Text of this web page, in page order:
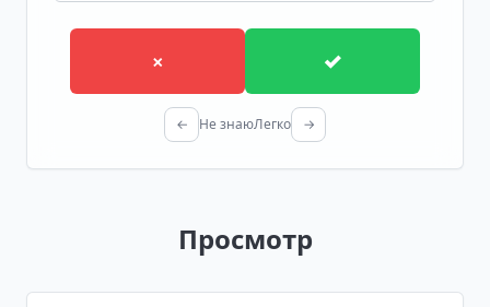
× ✓
← Не знаюЛегко →
Просмотр